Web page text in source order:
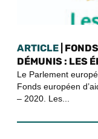
ARTICLE |
DÉMUNIS : LES
Le Parlement
Fonds européen
– 2020. Les...